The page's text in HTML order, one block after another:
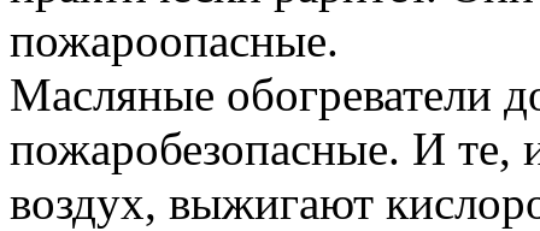
пожароопасные.
Масляные обогреватели
пожаробезопасные. И те,
воздух, выжигают